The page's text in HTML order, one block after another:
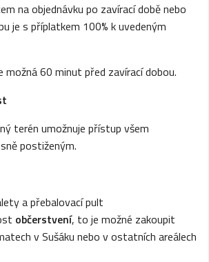
na objednávku po zavírací době nebo
je s příplatkem 100% k uvedeným
možná 60 minut před zavírací dobou.
terén umožnuje přístup všem
postiženým.
a přebalovací pult
občerstvení, to je možné zakoupit
v Sušáku nebo v ostatních areálech